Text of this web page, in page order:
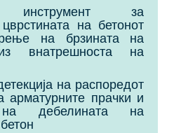
инструмент за
на бетонот
на брзината на
внатрешноста на
на распоредот
арматурните прачки и
дебелината на